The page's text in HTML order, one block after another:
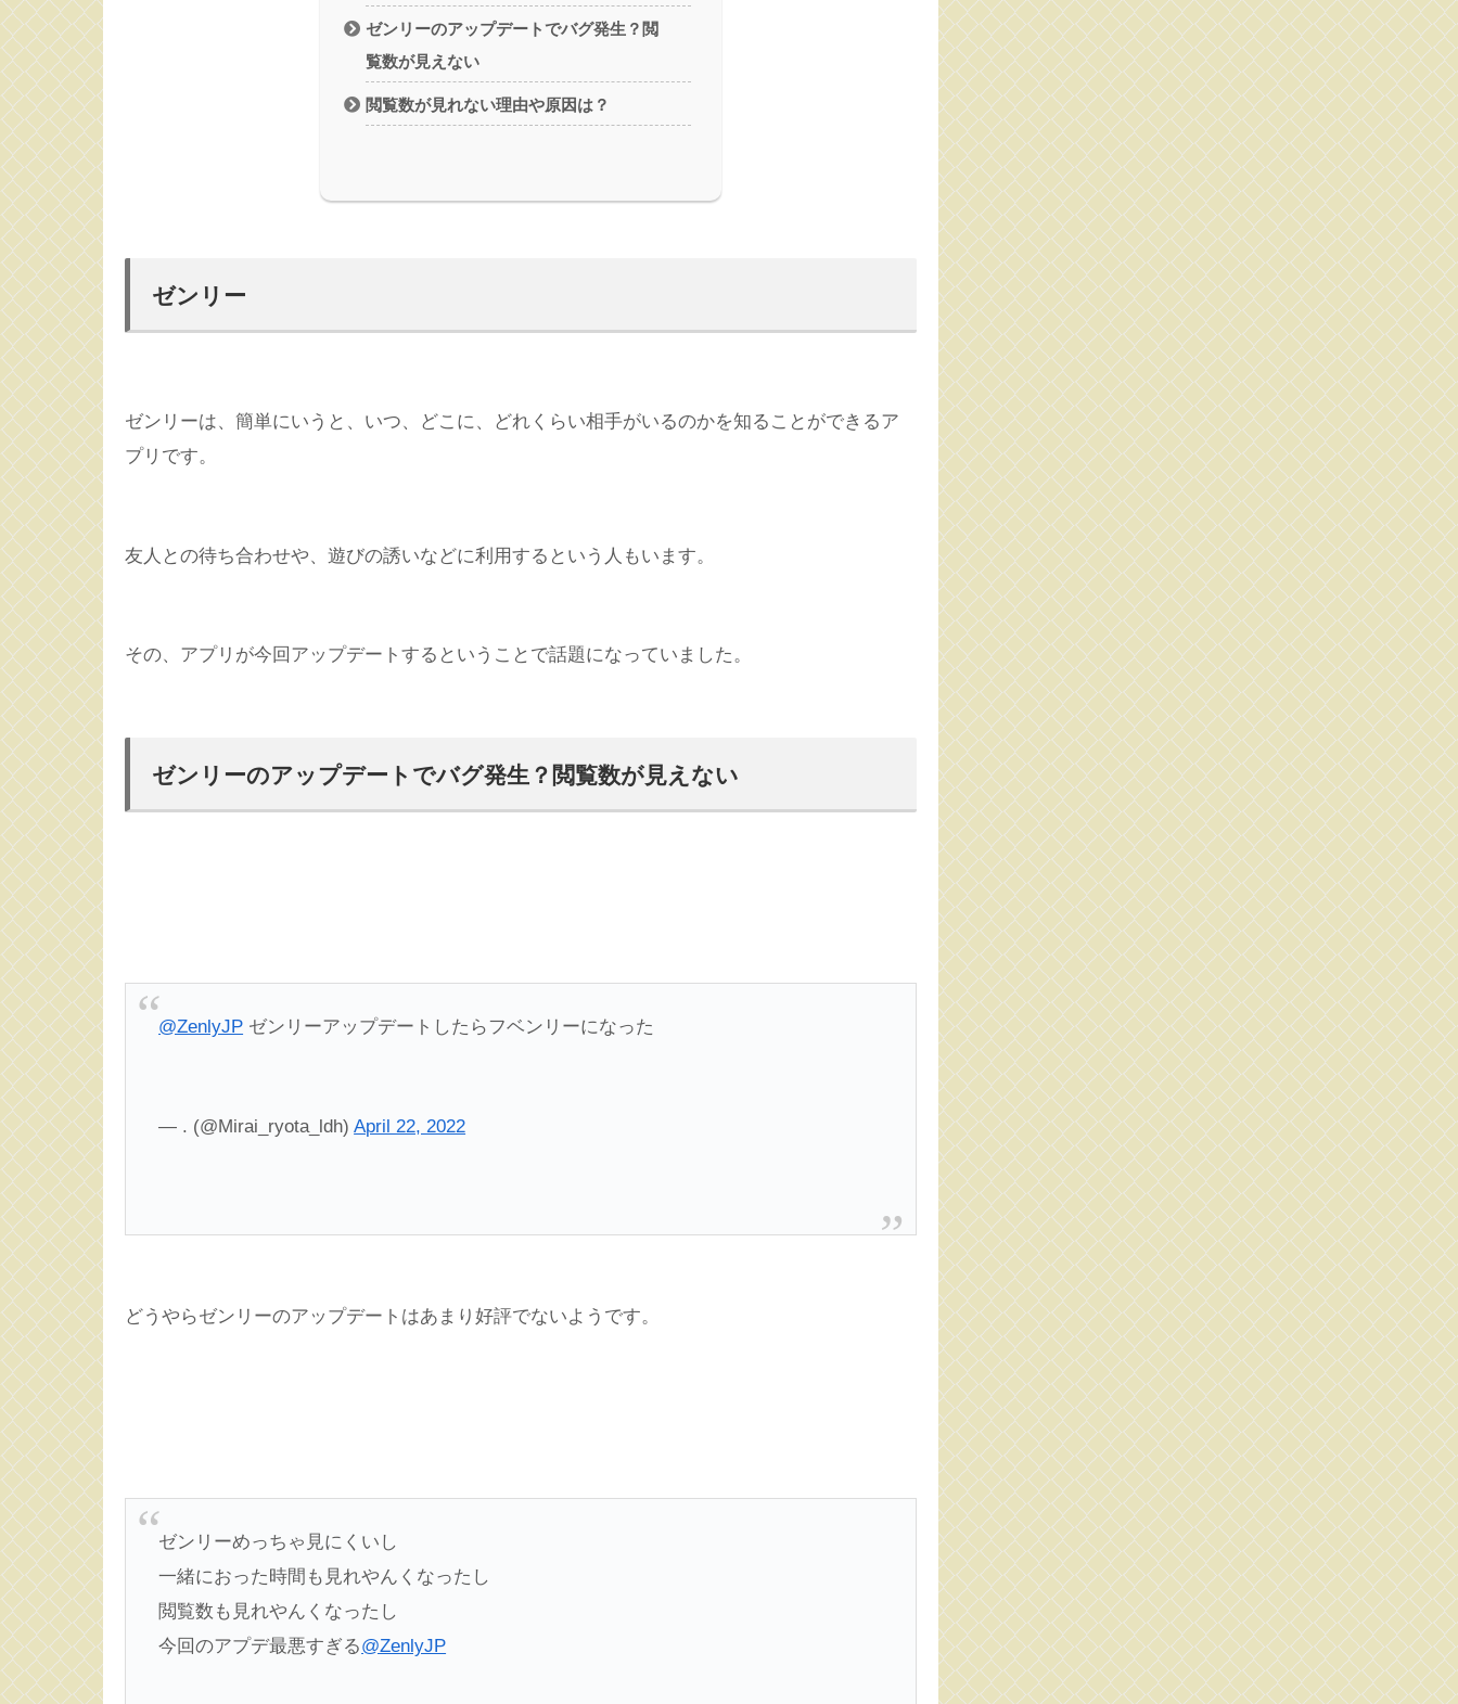
ゼンリーのアップデートでバグ発生？閲
覧数が見えない
閲覧数が見れない理由や原因は？
ゼンリー
ゼンリーは、簡単にいうと、いつ、どこに、どれくらい相手がいるのかを知ることができるア
プリです。
友人との待ち合わせや、遊びの誘いなどに利用するという人もいます。
その、アプリが今回アップデートするということで話題になっていました。
ゼンリーのアップデートでバグ発生？閲覧数が見えない
@ZenlyJP ゼンリーアップデートしたらフベンリーになった
— . (@Mirai_ryota_ldh)April 22, 2022
どうやらゼンリーのアップデートはあまり好評でないようです。
ゼンリーめっちゃ見にくいし
一緒におった時間も見れやんくなったし
閲覧数も見れやんくなったし
今回のアプデ最悪すぎる@ZenlyJP